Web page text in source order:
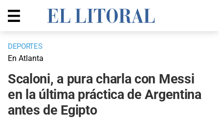
DEPORTES
En Atlanta
Scaloni, a pura charla con Messi
en la última práctica de Argentina
antes de Egipto